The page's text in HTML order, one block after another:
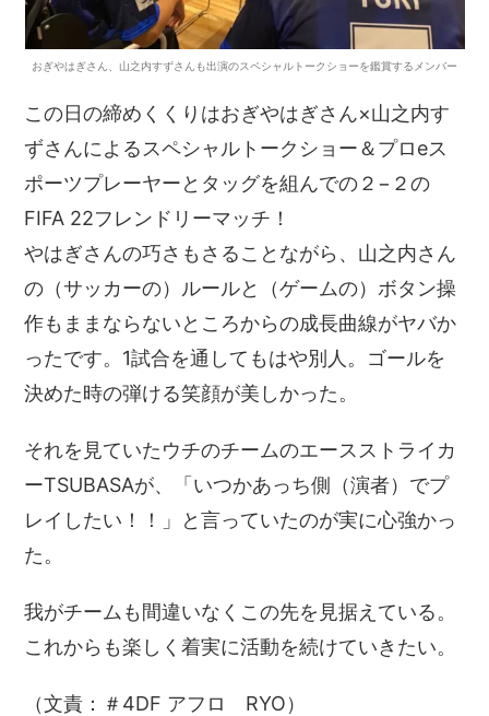
おぎやはぎさん、山之内すずさんも出演のスペシャルトークショーを鑑賞するメンバー
この日の締めくくりはおぎやはぎさん×山之内す
ずさんによるスペシャルトークショー＆プロeス
ポーツプレーヤーとタッグを組んでの２−２の
FIFA 22フレンドリーマッチ！
やはぎさんの巧さもさることながら、山之内さん
の（サッカーの）ルールと（ゲームの）ボタン操
作もままならないところからの成長曲線がヤバか
ったです。1試合を通してもはや別人。ゴールを
決めた時の弾ける笑顔が美しかった。
それを見ていたウチのチームのエースストライカ
ーTSUBASAが、「いつかあっち側（演者）でプ
レイしたい！！」と言っていたのが実に心強かっ
た。
我がチームも間違いなくこの先を見据えている。
これからも楽しく着実に活動を続けていきたい。
（文責：＃4DF アフロ RYO）